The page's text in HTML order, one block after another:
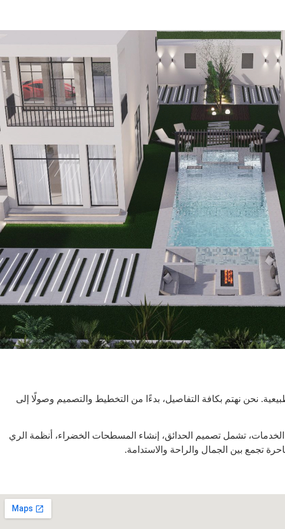
نحن نهتم بكافة التفاصيل، بدءًا من التخطيط والتصميم وصولًا إلى
مجموعة متكاملة من الخدمات، تشمل تصميم الحدائق، إنشاء المسطحات الخضراء، أنظمة الري
تجمع بين الجمال والراحة والاستدامة.